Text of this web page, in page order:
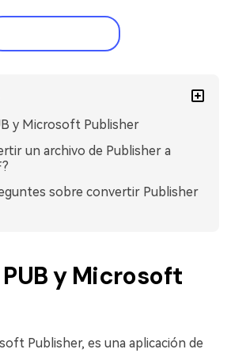
de PDF.
y Microsoft Publisher
un archivo de Publisher a
sobre convertir Publisher
y Microsoft
Publisher, es una aplicación de